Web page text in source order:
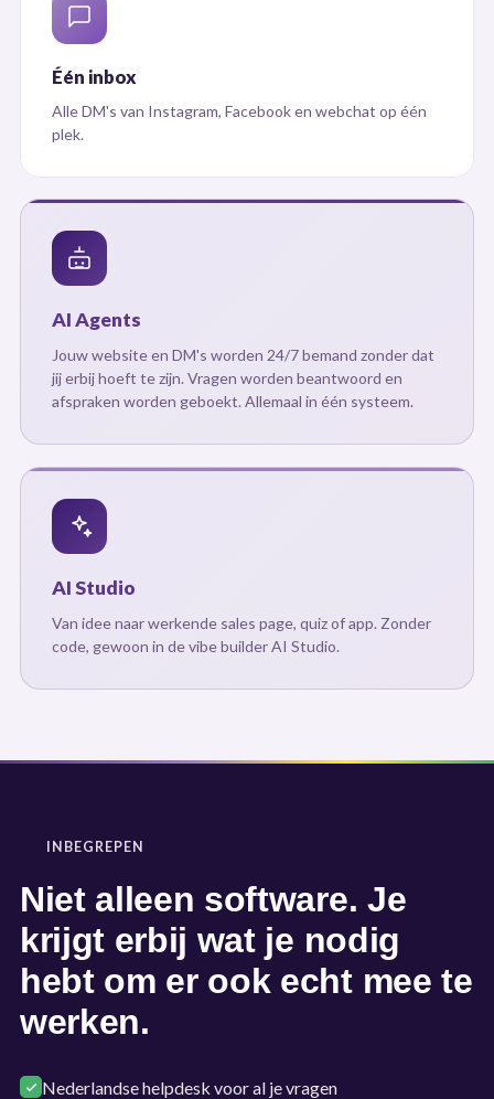
Één inbox
Alle DM's van Instagram, Facebook en webchat op één
plek.
AI Agents
Jouw website en DM's worden 24/7 bemand zonder dat
jij erbij hoeft te zijn. Vragen worden beantwoord en
afspraken worden geboekt. Allemaal in één systeem.
AI Studio
Van idee naar werkende sales page, quiz of app. Zonder
code, gewoon in de vibe builder AI Studio.
INBEGREPEN
Niet alleen software. Je
krijgt erbij wat je nodig
hebt om er ook echt mee te
werken.
Nederlandse helpdesk voor al je vragen